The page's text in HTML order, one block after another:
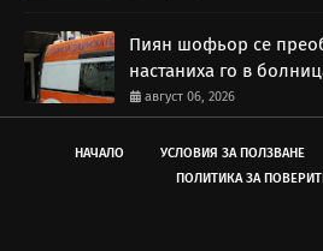
Пиян шофьор се
настаниха го в
август 06, 2026
НАЧАЛО УСЛОВИЯ ЗА ПОЛЗВАНЕ
ПОЛИТИКА ЗА